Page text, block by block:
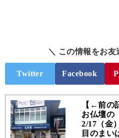
＼ この情報をお友
Twitter Facebook
【←前の
お仏壇の
2/17（金
目のまい